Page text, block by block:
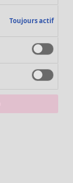
Toujours actif